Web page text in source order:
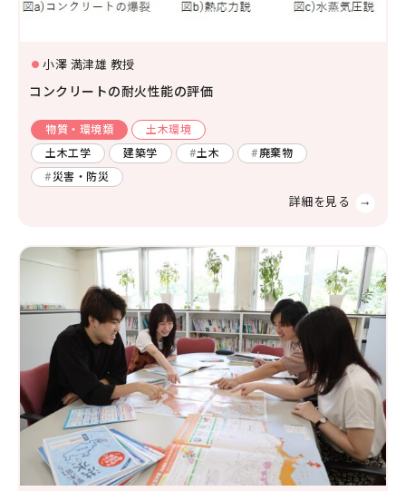
土木 廃棄物
災害・防災
環境
船舶・海洋
生物学
生物物理学
薬学及び基礎医学
薬学
生体の構造と機能
感染・免疫学
腫瘍学 内科学一般
健康科学 人間医工学
情報学
情報科学
情報工学 人間情報学
環境学
環境解析評価
環境保全対策
小澤 満津雄 教授
コンクリートの耐火性能の評価
物質・環境類
土木環境
土木工学
建築学 土木
廃棄物
災害・防災